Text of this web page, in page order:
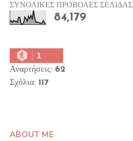
ΣΥΝΟΛΙΚΕΣ ΠΡΟΒΟΛΕΣ ΣΕΛΙΔΑΣ
84,179
1
Αναρτήσεις: 62
Σχόλια: 117
ABOUT ME